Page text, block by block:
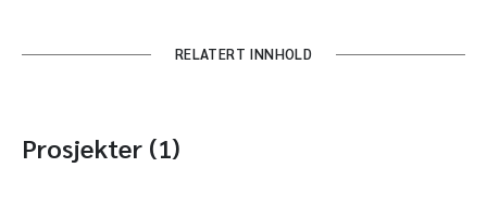
RELATERT INNHOLD
Prosjekter (1)